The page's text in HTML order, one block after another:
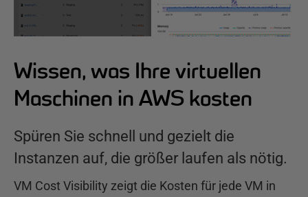
Wissen, was Ihre virtuellen
Maschinen in AWS kosten
Spüren Sie schnell und gezielt die
Instanzen auf, die größer laufen als nötig.
VM Cost Visibility zeigt die Kosten für jede VM in